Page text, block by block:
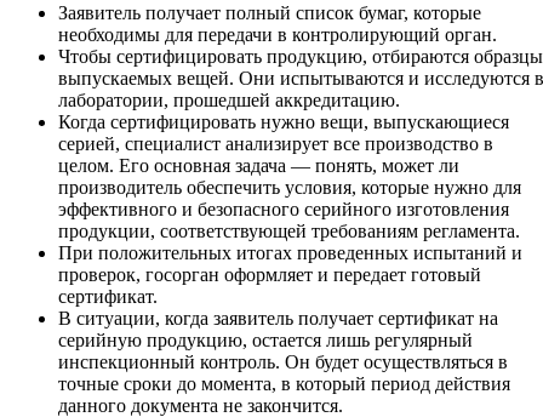
Заявитель получает полный список бумаг, которые
необходимы для передачи в контролирующий орган.
Чтобы сертифицировать продукцию, отбираются образцы
выпускаемых вещей. Они испытываются и исследуются в
лаборатории, прошедшей аккредитацию.
Когда сертифицировать нужно вещи, выпускающиеся
серией, специалист анализирует все производство в
целом. Его основная задача — понять, может ли
производитель обеспечить условия, которые нужно для
эффективного и безопасного серийного изготовления
продукции, соответствующей требованиям регламента.
При положительных итогах проведенных испытаний и
проверок, госорган оформляет и передает готовый
сертификат.
В ситуации, когда заявитель получает сертификат на
серийную продукцию, остается лишь регулярный
инспекционный контроль. Он будет осуществляться в
точные сроки до момента, в который период действия
данного документа не закончится.